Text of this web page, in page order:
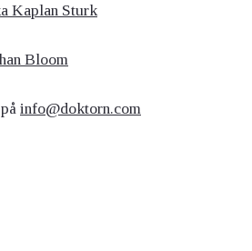
Kaplan Sturk
Bloom
info@doktorn.com